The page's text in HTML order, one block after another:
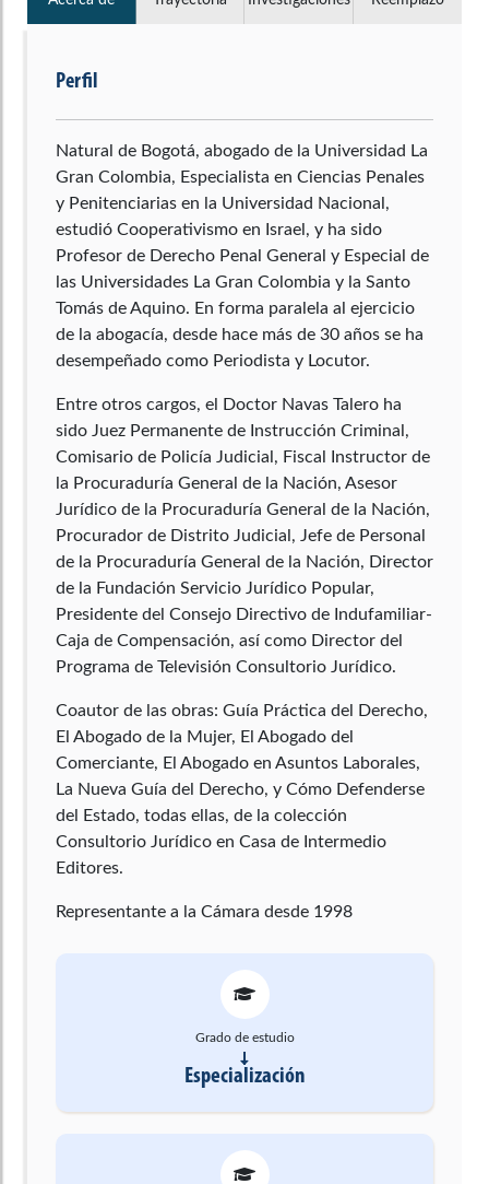
Perfil
Natural de Bogotá, abogado de la Universidad La
Gran Colombia, Especialista en Ciencias Penales
y Penitenciarias en la Universidad Nacional,
estudió Cooperativismo en Israel, y ha sido
Profesor de Derecho Penal General y Especial de
las Universidades La Gran Colombia y la Santo
Tomás de Aquino. En forma paralela al ejercicio
de la abogacía, desde hace más de 30 años se ha
desempeñado como Periodista y Locutor.
Entre otros cargos, el Doctor Navas Talero ha
sido Juez Permanente de Instrucción Criminal,
Comisario de Policía Judicial, Fiscal Instructor de
la Procuraduría General de la Nación, Asesor
Jurídico de la Procuraduría General de la Nación,
Procurador de Distrito Judicial, Jefe de Personal
de la Procuraduría General de la Nación, Director
de la Fundación Servicio Jurídico Popular,
Presidente del Consejo Directivo de Indufamiliar-
Caja de Compensación, así como Director del
Programa de Televisión Consultorio Jurídico.
Coautor de las obras: Guía Práctica del Derecho,
El Abogado de la Mujer, El Abogado del
Comerciante, El Abogado en Asuntos Laborales,
La Nueva Guía del Derecho, y Cómo Defenderse
del Estado, todas ellas, de la colección
Consultorio Jurídico en Casa de Intermedio
Editores.
Representante a la Cámara desde 1998
Grado de estudio
Especialización